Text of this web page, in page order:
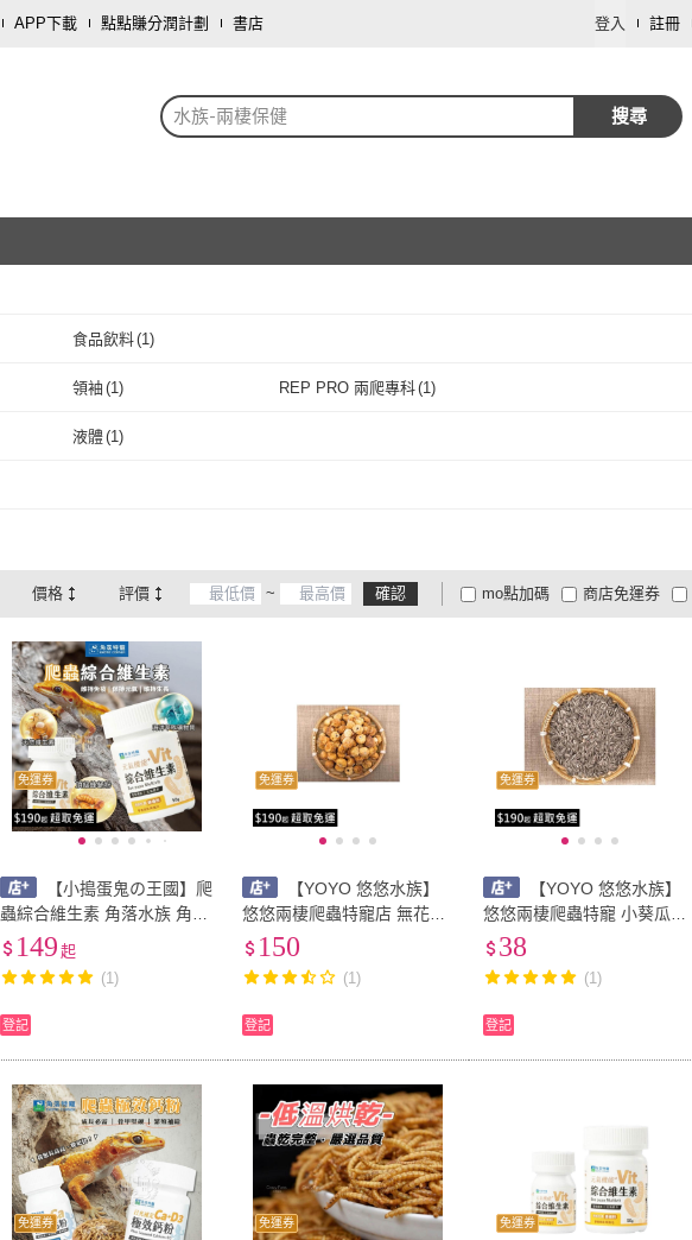
APP下載 點點賺分潤計劃 書店 登入 註冊
水族-兩棲保健 搜尋
食品飲料(1)
領袖 (1) REP PRO 兩爬專科(1)
領袖
液體(1)
價格 評價 ~ 確認 mo點加碼
大家電安心配
大家電快配
商店免運券
免運券
【小搗蛋鬼の王國】爬
蟲綜合維生素 角落水族 角落
特寵 爬蟲類 兩棲類動物 爬
蟲維生素 爬蟲保健 綜合 維
生素 守宮 蜥蜴
149 起
(1)
登記
免運券
【YOYO 悠悠水族】
悠悠兩棲爬蟲特寵店 無花果
天然堅果系列 食品級真空夾
太平洋鸚鵡 鸚鵡飲食保健
150
(1)
登記
免運券
【YOYO 悠悠水族】
悠悠兩棲爬蟲特寵 小葵瓜子
天然穀物系列 食品級真空夾
太平洋鸚鵡 鸚鵡飲食保健
38
(1)
登記
免運券 免運券 免運券